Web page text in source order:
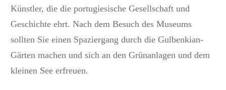
Künstler, die die portugiesische Gesellschaft und
Geschichte ehrt. Nach dem Besuch des Museums
sollten Sie einen Spaziergang durch die Gulbenkian-
Gärten machen und sich an den Grünanlagen und dem
kleinen See erfreuen.